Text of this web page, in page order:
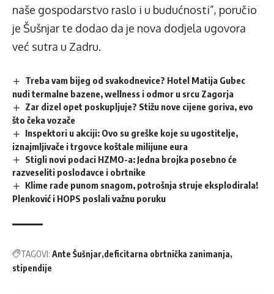
naše gospodarstvo raslo i u budućnosti”, poručio
je Šušnjar te dodao da je nova dodjela ugovora
već sutra u Zadru.
Treba vam bijeg od svakodnevice? Hotel Matija Gubec
nudi termalne bazene, wellness i odmor u srcu Zagorja
Zar dizel opet poskupljuje? Stižu nove cijene goriva, evo
što čeka vozače
Inspektori u akciji: Ovo su greške koje su ugostitelje,
iznajmljivače i trgovce koštale milijune eura
Stigli novi podaci HZMO-a: Jedna brojka posebno će
razveseliti poslodavce i obrtnike
Klime rade punom snagom, potrošnja struje eksplodirala!
Plenković i HOPS poslali važnu poruku
TAGOVI: Ante Šušnjar deficitarna obrtnička zanimanja
stipendije